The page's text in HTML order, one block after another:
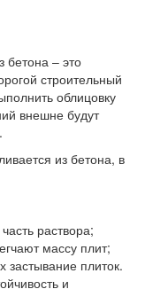
бетона – это
строительный
облицовку
внешне будут
из бетона, в
раствора;
массу плит;
плиток.
и